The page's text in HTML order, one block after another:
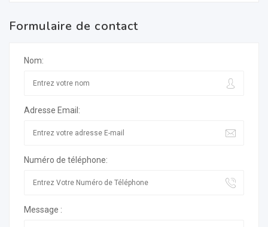
Formulaire de contact
Nom:
Adresse Email:
Numéro de téléphone:
Message :